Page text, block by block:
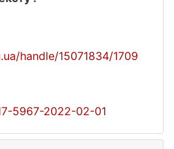
handle/15071834/1709
5967-2022-02-01